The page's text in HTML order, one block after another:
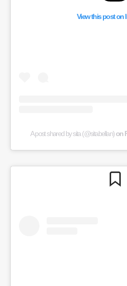
View this post on
A post shared by sita (@sitabellan)on